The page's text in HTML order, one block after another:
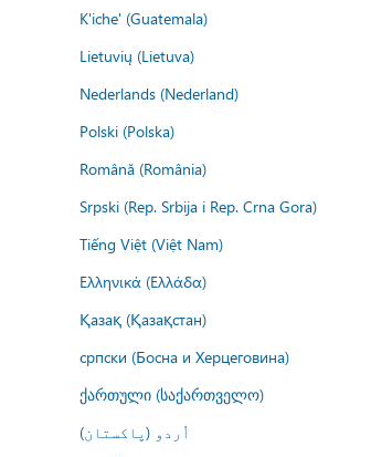
K'iche' (Guatemala)
Lietuvių (Lietuva)
Nederlands (Nederland)
Polski (Polska)
Română (România)
Srpski (Rep. Srbija i Rep. Crna Gora)
Tiếng Việt (Việt Nam)
Ελληνικά (Ελλάδα)
Қазақ (Қазақстан)
српски (Босна и Херцеговина)
ქართული (საქართველო)
اُردو (پاکستان)